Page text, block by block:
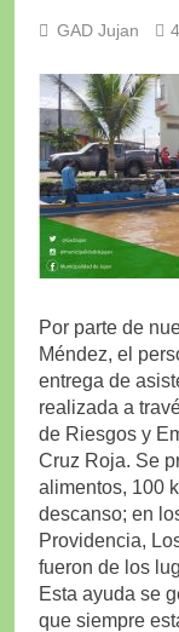
GAD Jujan
Por parte de
Méndez, el
entrega de
realizada a
de Riesgos y
Cruz Roja. Se
alimentos, 100
descanso; en
Providencia,
fueron de los
Esta ayuda se
que siempre